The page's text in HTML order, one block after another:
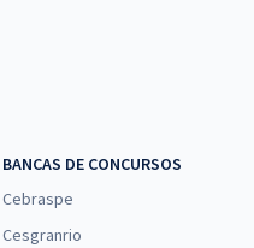
BANCAS DE CONCURSOS
Cebraspe
Cesgranrio